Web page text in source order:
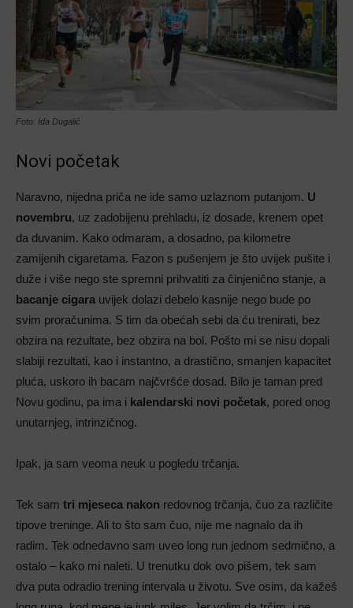
Foto: Ida Dugalić
Novi početak
Naravno, nijedna priča ne ide samo uzlaznom putanjom. U
novembru, uz zadobijenu prehladu, iz dosade, krenem opet
da duvanim. Kako odmaram, a dosadno, pa kilometre
zamijenih cigaretama. Fazon s pušenjem je što uvijek pušite i
duže i više nego ste spremni prihvatiti za činjenično stanje, a
bacanje cigarauvijek dolazi debelo kasnije nego bude po
svim proračunima. S tim da obećah sebi da ću trenirati, bez
obzira na rezultate, bez obzira na bol. Pošto mi se nisu dopali
slabiji rezultati, kao i instantno, a drastično, smanjen kapacitet
pluća, uskoro ih bacam najčvršće dosad. Bilo je taman pred
Novu godinu, pa ima i kalendarski novi početak, pored onog
unutarnjeg, intrinzičnog.
Ipak, ja sam veoma neuk u pogledu trčanja.
Tek sam tri mjeseca nakon redovnog trčanja, čuo za različite
tipove treninge. Ali to što sam čuo, nije me nagnalo da ih
radim. Tek odnedavno sam uveo long run jednom sedmično, a
ostalo – kako mi naleti. U trenutku dok ovo pišem, tek sam
dva puta odradio trening intervala u životu. Sve osim, da kažeš